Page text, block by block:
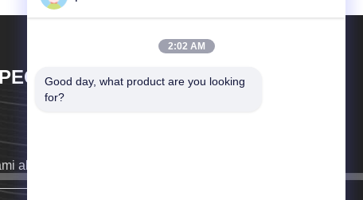
CO., LTD.
akan menghubungi Anda sesegera mungkin.
2:02 AM
Good day, what product are you looking
for?